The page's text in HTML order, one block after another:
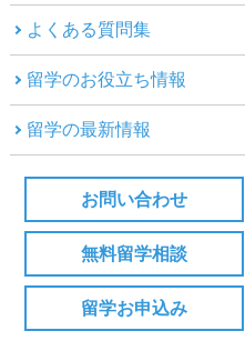
よくある質問集
留学のお役立ち情報
留学の最新情報
お問い合わせ
無料留学相談
留学お申込み